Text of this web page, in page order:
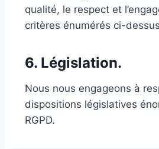
qualité, le respect et
critères énumérés ci-
6. Législation.
Nous nous engageons à
dispositions législatives
RGPD.